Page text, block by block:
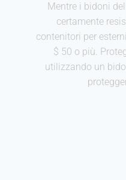
Mentre i bidoni
certamente
contenitori per
$ 50 o più.
utilizzando un